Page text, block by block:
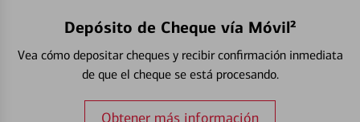
Depósito de Cheque vía Móvil²
Vea cómo depositar cheques y recibir confirmación inmediata
de que el cheque se está procesando.
Obtener más información